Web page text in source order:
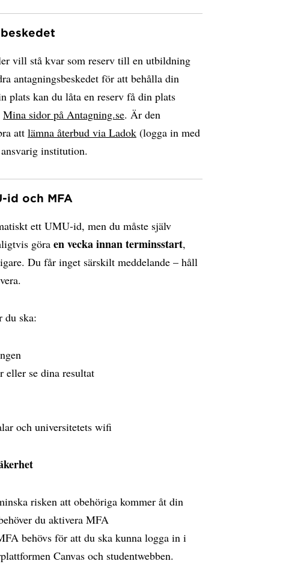
vill stå kvar som reserv till en utbildning
antagningsbeskedet för att behålla din
plats kan du låta en reserv få din plats
Mina sidor på Antagning.se. Är den
att lämna återbud via Ladok (logga in med
institution.
id och MFA
ett UMU-id, men du måste själv
göra en vecka innan terminsstart,
Du får inget särskilt meddelande – håll
du ska:
eller se dina resultat
och universitetets wifi
risken att obehöriga kommer åt din
du aktivera MFA
behövs för att du ska kunna logga in i
Canvas och studentwebben.